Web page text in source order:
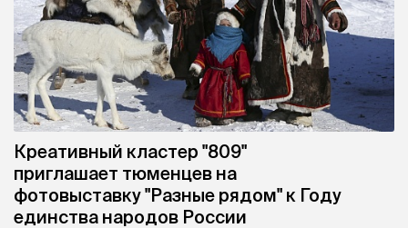
Креативный кластер "809"
приглашает тюменцев на
фотовыставку "Разные рядом" к Году
единства народов России